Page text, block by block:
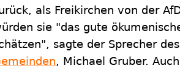
als Freikirchen von der
sie "das gute
sagte der Sprecher des
, Michael Gruber.